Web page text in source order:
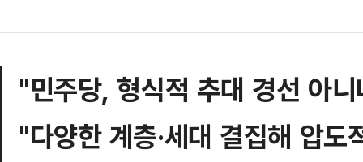
"민주당, 형식적 추대 경선 아
"다양한 계층·세대 결집해 압도